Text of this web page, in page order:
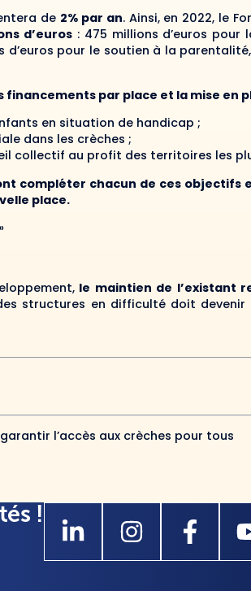
de 2% par an. Ainsi, en 2022, le
d’euros : 475 millions d’euros
d’euros pour le soutien à la
financements par place et la mise en
en situation de handicap ;
dans les crèches ;
collectif au profit des territoires les
compléter chacun de ces objectifs
place.
le maintien de l’existant
structures en difficulté doit
l’accès aux crèches pour tous
!